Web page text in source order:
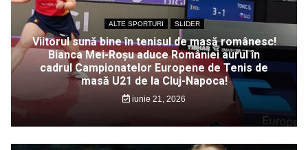
ALTE SPORTURI SLIDER
Viitorul sună bine în tenisul de masă românesc!
Bianca Mei-Roșu aduce României aurul în
cadrul Campionatelor Europene de Tenis de
masă U21 de la Cluj-Napoca!
iunie 21, 2026